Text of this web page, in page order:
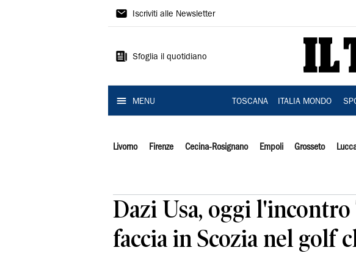
Il
Iscriviti alle Newsletter
Sfoglia il quotidiano
MENU TOSCANA ITALIA MONDO
Livorno Firenze Cecina-Rosignano Empoli Grosseto
Dazi Usa, oggi
faccia in Scozia nel golf